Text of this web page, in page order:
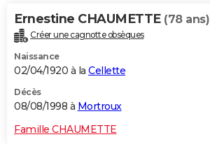
Ernestine CHAUMETTE (78 ans)
Créer une cagnotte obsèques
Naissance
02/04/1920 à la Cellette
Décès
08/08/1998 à Mortroux
Famille CHAUMETTE